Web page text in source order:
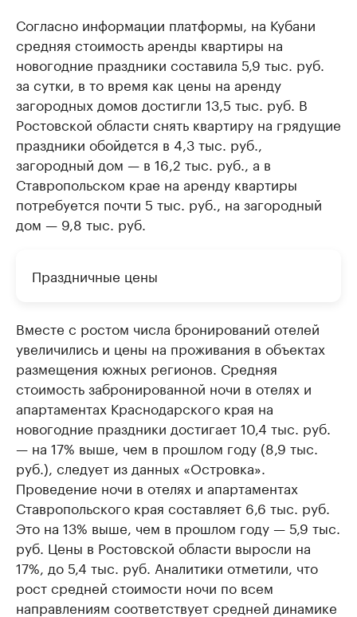
Согласно информации платформы, на Кубани
средняя стоимость аренды квартиры на
новогодние праздники составила 5,9 тыс. руб.
за сутки, в то время как цены на аренду
загородных домов достигли 13,5 тыс. руб. В
Ростовской области снять квартиру на грядущие
праздники обойдется в 4,3 тыс. руб.,
загородный дом — в 16,2 тыс. руб., а в
Ставропольском крае на аренду квартиры
потребуется почти 5 тыс. руб., на загородный
дом — 9,8 тыс. руб.
Праздничные цены
Вместе с ростом числа бронирований отелей
увеличились и цены на проживания в объектах
размещения южных регионов. Средняя
стоимость забронированной ночи в отелях и
апартаментах Краснодарского края на
новогодние праздники достигает 10,4 тыс. руб.
— на 17% выше, чем в прошлом году (8,9 тыс.
руб.), следует из данных «Островка».
Проведение ночи в отелях и апартаментах
Ставропольского края составляет 6,6 тыс. руб.
Это на 13% выше, чем в прошлом году — 5,9 тыс.
руб. Цены в Ростовской области выросли на
17%, до 5,4 тыс. руб. Аналитики отметили, что
рост средней стоимости ночи по всем
направлениям соответствует средней динамике